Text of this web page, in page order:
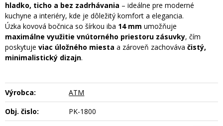
hladko, ticho a bez zadrhávania – ideálne pre moderné
kuchyne a interiéry, kde je dôležitý komfort a elegancia.
Úzka kovová bočnica so šírkou iba 14 mm umožňuje
maximálne využitie vnútorného priestoru zásuvky, čím
poskytuje viac úložného miesta a zároveň zachováva čistý,
minimalistický dizajn.
Výrobca:
ATM
Obj. čislo:
PK-1800